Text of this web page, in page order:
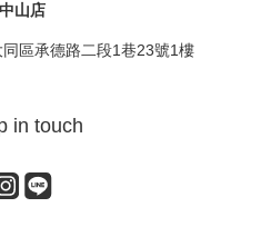
中山店
區承德路二段1巷23號1樓
in touch